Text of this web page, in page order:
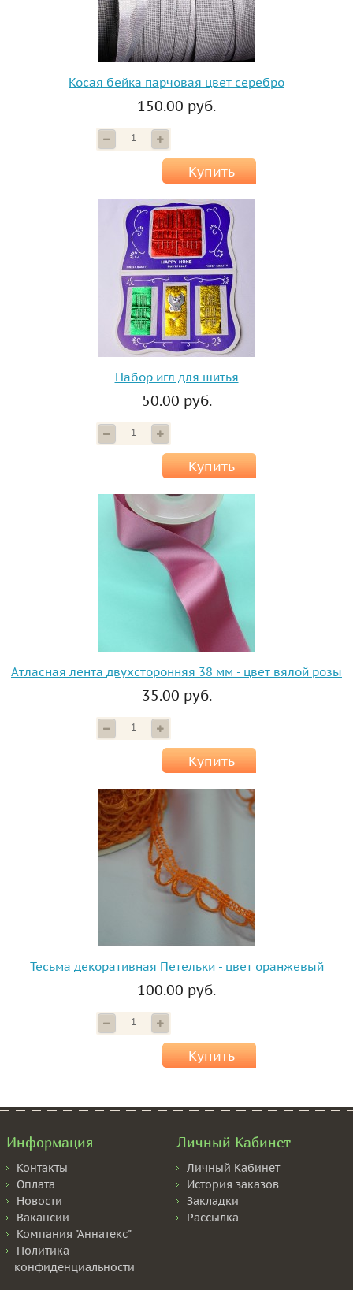
Косая бейка парчовая цвет серебро
150.00 руб.
Купить
Набор игл для шитья
50.00 руб.
Купить
Атласная лента двухсторонняя 38 мм - цвет вялой розы
35.00 руб.
Купить
Тесьма декоративная Петельки - цвет оранжевый
100.00 руб.
Купить
Информация
Контакты
Оплата
Новости
Вакансии
Компания "Аннатекс"
Политика
конфиденциальности
Личный Кабинет
Личный Кабинет
История заказов
Закладки
Рассылка